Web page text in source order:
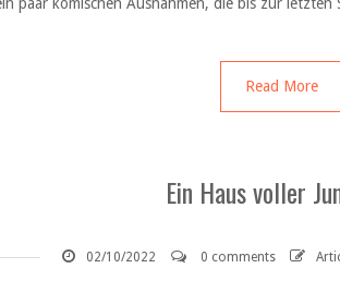
Read More
Ein Haus voller
02/10/2022 0 comments